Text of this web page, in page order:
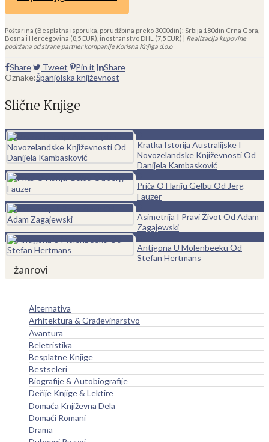
Poštarina (Besplatna isporuka, porudžbina preko 3000din): Srbija 180din Crna Gora,
Bosna i Hercegovina (8,5 EUR), inostranstvo DHL (7,5 EUR) | Realizacija kupovine
podržana od strane partner kompanije Korisna Knjiga d.o.o
Share Tweet Pin it
Share
Oznake:Španjolska književnost
Slične Knjige
Kratka Istorija Australijske I
Novozelandske Književnosti Od
Danijela Kambasković
Priča O Hariju Gelbu Od Jerg
Fauzer
Asimetrija I Pravi Život Od Adam
Zagajewski
Antigona U Molenbeeku Od
Stefan Hertmans
žanrovi
Alternativa
Arhitektura & Građevinarstvo
Avantura
Beletristika
Besplatne Knjige
Bestseleri
Biografije & Autobiografije
Dečije Knjige & Lektire
Domaća Književna Dela
Domaći Romani
Drama